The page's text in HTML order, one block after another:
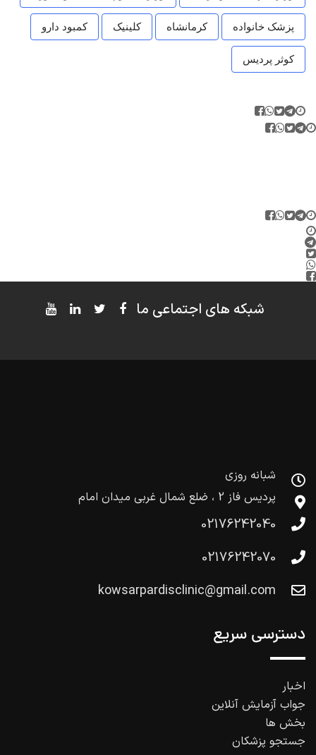
پزشک خانواده کرمانشاه کلینیک کمبود دارو
کوثر پردیس
شبکه های اجتماعی ما
شبانه روزی
پردیس فاز 2 ، ضلع شمال غربی میدان امام
02176242040
02176242070
kowsarpardisclinic@gmail.com
دسترسی سریع
اخبار
جواب آزمایش آنلاین
بخش ها
جستجو پزشکان